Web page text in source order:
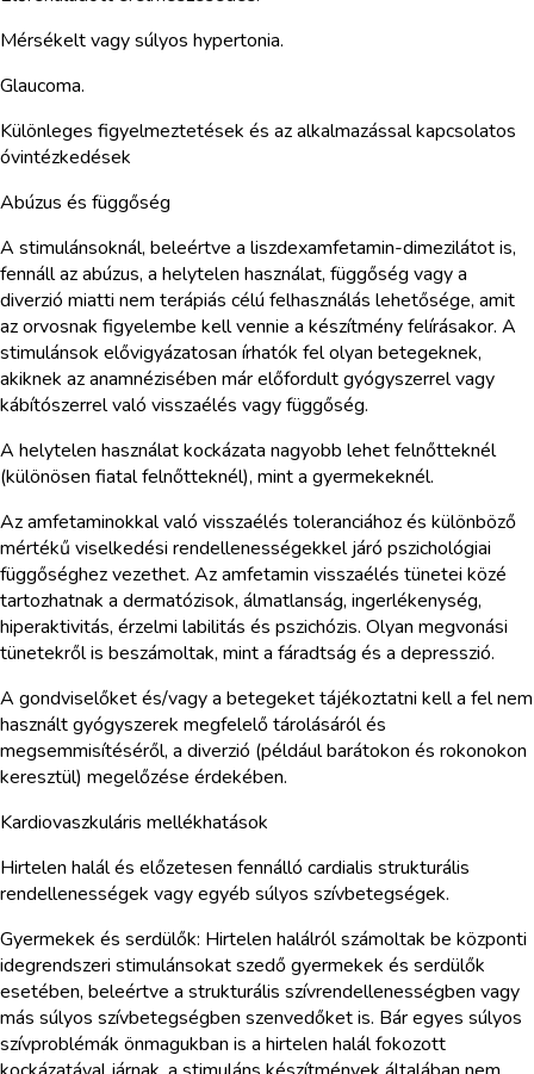
Mérsékelt vagy súlyos hypertonia.
Glaucoma.
Különleges figyelmeztetések és az alkalmazással kapcsolatos
óvintézkedések
Abúzus és függőség
A stimulánsoknál, beleértve a liszdexamfetamin-dimezilátot is,
fennáll az abúzus, a helytelen használat, függőség vagy a
diverzió miatti nem terápiás célú felhasználás lehetősége, amit
az orvosnak figyelembe kell vennie a készítmény felírásakor. A
stimulánsok elővigyázatosan írhatók fel olyan betegeknek,
akiknek az anamnézisében már előfordult gyógyszerrel vagy
kábítószerrel való visszaélés vagy függőség.
A helytelen használat kockázata nagyobb lehet felnőtteknél
(különösen fiatal felnőtteknél), mint a gyermekeknél.
Az amfetaminokkal való visszaélés toleranciához és különböző
mértékű viselkedési rendellenességekkel járó pszichológiai
függőséghez vezethet. Az amfetamin visszaélés tünetei közé
tartozhatnak a dermatózisok, álmatlanság, ingerlékenység,
hiperaktivitás, érzelmi labilitás és pszichózis. Olyan megvonási
tünetekről is beszámoltak, mint a fáradtság és a depresszió.
A gondviselőket és/vagy a betegeket tájékoztatni kell a fel nem
használt gyógyszerek megfelelő tárolásáról és
megsemmisítéséről, a diverzió (például barátokon és rokonokon
keresztül) megelőzése érdekében.
Kardiovaszkuláris mellékhatások
Hirtelen halál és előzetesen fennálló cardialis strukturális
rendellenességek vagy egyéb súlyos szívbetegségek.
Gyermekek és serdülők: Hirtelen halálról számoltak be központi
idegrendszeri stimulánsokat szedő gyermekek és serdülők
esetében, beleértve a strukturális szívrendellenességben vagy
más súlyos szívbetegségben szenvedőket is. Bár egyes súlyos
szívproblémák önmagukban is a hirtelen halál fokozott